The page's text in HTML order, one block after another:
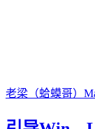
老梁（蛤蟆哥）